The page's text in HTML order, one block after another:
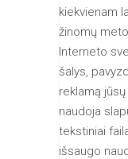
kiekvienam
žinomų
Interneto
šalys,
reklamą
naudoja
tekstiniai
išsaugo